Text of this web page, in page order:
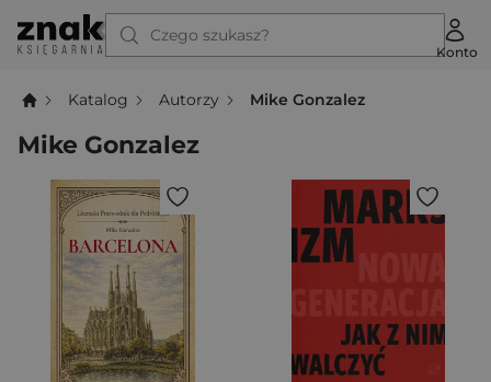
Czego szukasz?
Konto
Katalog Autorzy Mike Gonzalez
Mike Gonzalez